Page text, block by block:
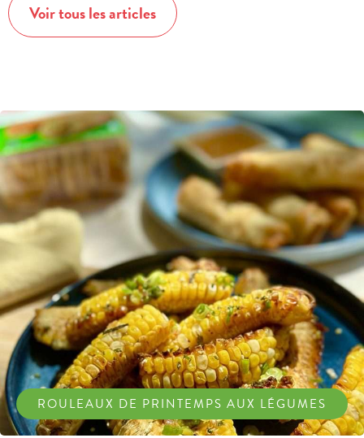
Voir tous les articles
ROULEAUX DE PRINTEMPS AUX LÉGUMES